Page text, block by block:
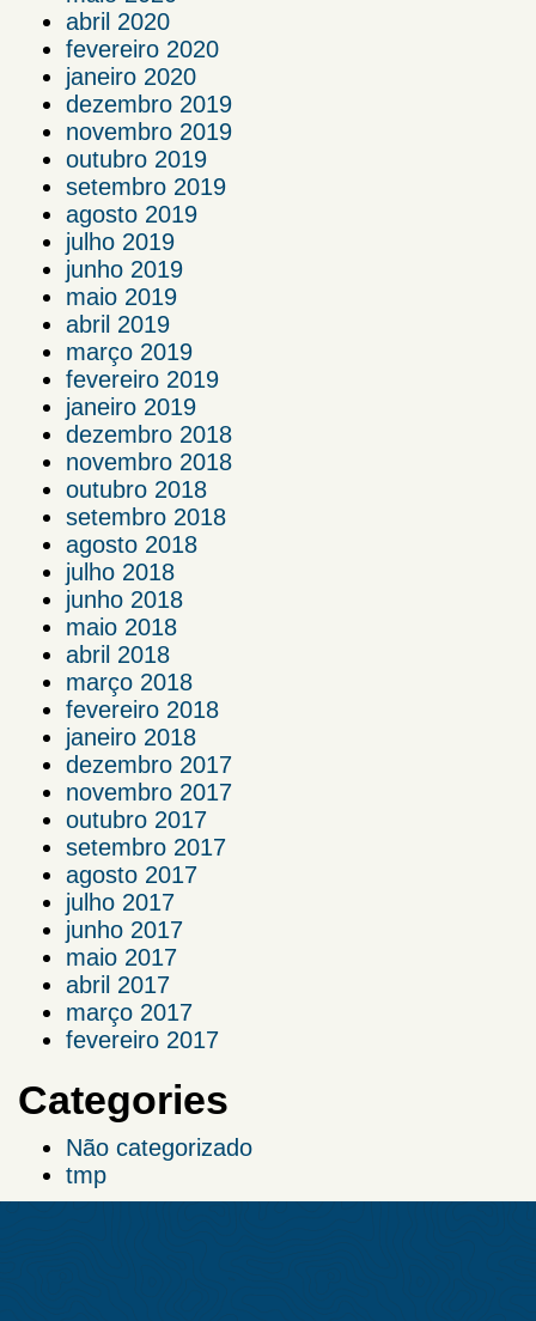
abril 2020
fevereiro 2020
janeiro 2020
dezembro 2019
novembro 2019
outubro 2019
setembro 2019
agosto 2019
julho 2019
junho 2019
maio 2019
abril 2019
março 2019
fevereiro 2019
janeiro 2019
dezembro 2018
novembro 2018
outubro 2018
setembro 2018
agosto 2018
julho 2018
junho 2018
maio 2018
abril 2018
março 2018
fevereiro 2018
janeiro 2018
dezembro 2017
novembro 2017
outubro 2017
setembro 2017
agosto 2017
julho 2017
junho 2017
maio 2017
abril 2017
março 2017
fevereiro 2017
Categories
Não categorizado
tmp